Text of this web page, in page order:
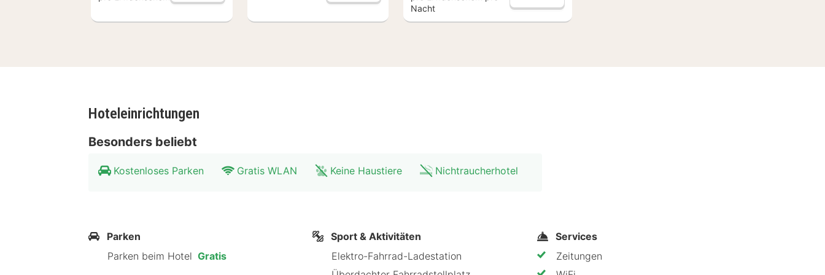
Nacht
Hoteleinrichtungen
Besonders beliebt
Kostenloses Parken Gratis WLAN Keine Haustiere Nichtraucherhotel
Parken
Parken beim Hotel Gratis
Sport & Aktivitäten
Elektro-Fahrrad-Ladestation
Services
Zeitungen